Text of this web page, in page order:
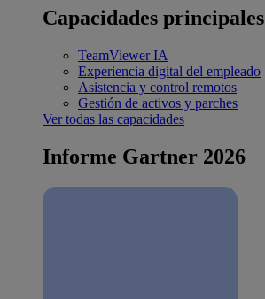
Capacidades principales
TeamViewer IA
Experiencia digital del empleado
Asistencia y control remotos
Gestión de activos y parches
Ver todas las capacidades
Informe Gartner 2026